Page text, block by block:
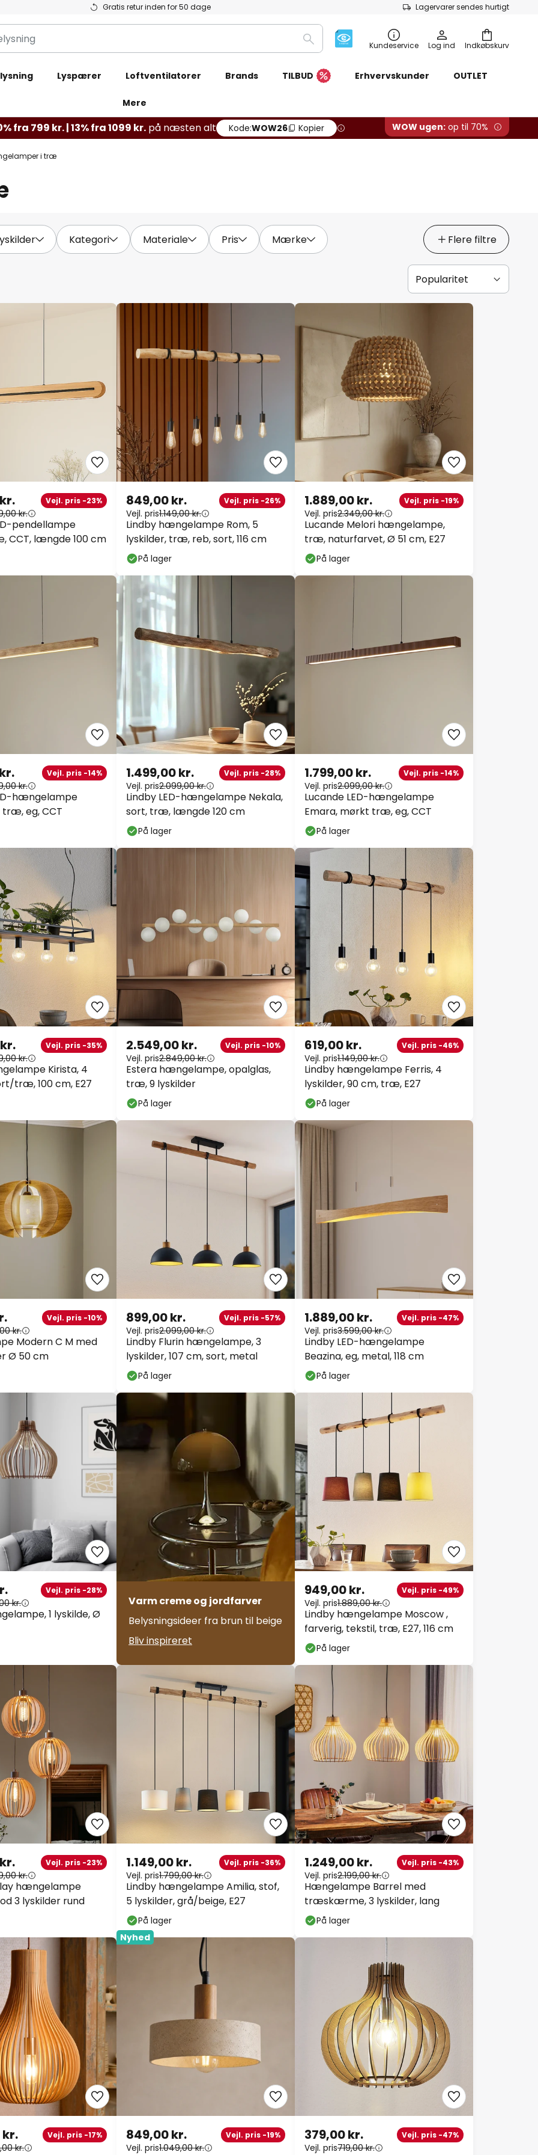
Gratis retur inden for 50 dage Lagervarer sendes hurtigt
Indkøbskurv
Søg Kundeservice Log ind
Lyspærer Loftventilatorer Brands TILBUD Erhvervskunder OUTLET
Mere
fra 799 kr. | 13% fra 1099 kr. på næsten alt Kode:WOW26 Kopier WOW ugen: op til 70%
i træ
Kategori Materiale Pris Mærke Flere filtre
pendellampe
CCT, længde 100 cm
Vejl. pris -23%
kr.
Lindby hængelampe Rom, 5
lyskilder, træ, reb, sort, 116 cm
849,00 kr. Vejl. pris -26%
Vejl. pris1.149,00 kr.
På lager
Lucande Melori hængelampe,
træ, naturfarvet, Ø 51 cm, E27
1.889,00 kr. Vejl. pris -19%
Vejl. pris2.349,00 kr.
På lager
hængelampe
træ, eg, CCT
Vejl. pris -14%
kr.
Lindby LED-hængelampe Nekala,
sort, træ, længde 120 cm
1.499,00 kr. Vejl. pris -28%
Vejl. pris2.099,00 kr.
På lager
Lucande LED-hængelampe
Emara, mørkt træ, eg, CCT
1.799,00 kr. Vejl. pris -14%
Vejl. pris2.099,00 kr.
På lager
Kirista, 4
træ, 100 cm, E27
Vejl. pris -35%
kr.
Estera hængelampe, opalglas,
træ, 9 lyskilder
2.549,00 kr. Vejl. pris -10%
Vejl. pris2.849,00 kr.
På lager
Lindby hængelampe Ferris, 4
lyskilder, 90 cm, træ, E27
619,00 kr. Vejl. pris -46%
Vejl. pris1.149,00 kr.
På lager
Modern C M med
Ø 50 cm
Vejl. pris -10%
kr.
Lindby Flurin hængelampe, 3
lyskilder, 107 cm, sort, metal
899,00 kr. Vejl. pris -57%
Vejl. pris2.099,00 kr.
På lager
Lindby LED-hængelampe
Beazina, eg, metal, 118 cm
1.889,00 kr. Vejl. pris -47%
Vejl. pris3.599,00 kr.
På lager
1 lyskilde, Ø
Vejl. pris -28%
kr.
Varm creme og jordfarver
Belysningsideer fra brun til beige
Bliv inspireret
Lindby hængelampe Moscow ,
farverig, tekstil, træ, E27, 116 cm
949,00 kr. Vejl. pris -49%
Vejl. pris1.889,00 kr.
På lager
hængelampe
3 lyskilder rund
Vejl. pris -23%
kr.
Lindby hængelampe Amilia, stof,
5 lyskilder, grå/beige, E27
1.149,00 kr. Vejl. pris -36%
Vejl. pris1.799,00 kr.
På lager
Hængelampe Barrel med
træskærme, 3 lyskilder, lang
1.249,00 kr. Vejl. pris -43%
Vejl. pris2.199,00 kr.
På lager
kr. Vejl. pris -17%
kr.
Nyhed
849,00 kr. Vejl. pris -19%
Vejl. pris1.049,00 kr.
379,00 kr. Vejl. pris -47%
Vejl. pris719,00 kr.